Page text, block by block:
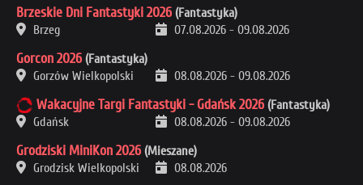
Brzeskie Dni Fantastyki 2026 (Fantastyka)
Brzeg
07.08.2026 - 09.08.2026
Gorcon 2026 (Fantastyka)
Gorzów Wielkopolski
08.08.2026 - 09.08.2026
Wakacyjne Targi Fantastyki - Gdańsk 2026 (Fantastyka)
Gdańsk
08.08.2026 - 09.08.2026
Grodziski MiniKon 2026 (Mieszane)
Grodzisk Wielkopolski
08.08.2026